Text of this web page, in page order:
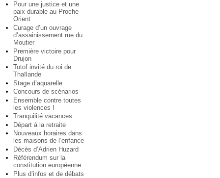
Pour une justice et une
paix durable au Proche-
Orient
Curage d’un ouvrage
d’assainissement rue du
Moutier
Première victoire pour
Drujon
Totof invité du roi de
Thaïlande
Stage d’aquarelle
Concours de scénarios
Ensemble contre toutes
les violences !
Tranquilité vacances
Départ à la retraite
Nouveaux horaires dans
les maisons de l’enfance
Décès d’Adrien Huzard
Référendum sur la
constitution européenne
Plus d’infos et de débats